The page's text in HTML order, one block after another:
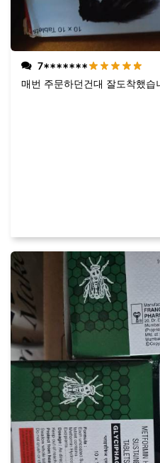
7*******
매번 주문하던건대 잘도착했습